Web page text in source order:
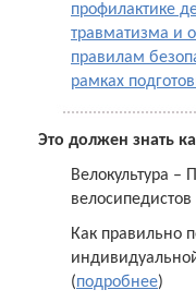
профилактике
травматизма и
правилам
рамках
Это должен знать
Велокультура –
велосипедистов
Как правильно
(подробнее)